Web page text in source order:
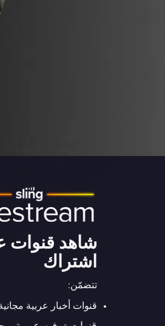
شاهد قنوات
اشتراك
تتضمّن:
قنوات أخبار عربية